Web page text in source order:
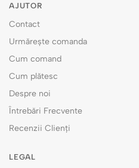
AJUTOR
Contact
Urmărește comanda
Cum comand
Cum plătesc
Despre noi
Întrebări Frecvente
Recenzii Clienți
LEGAL